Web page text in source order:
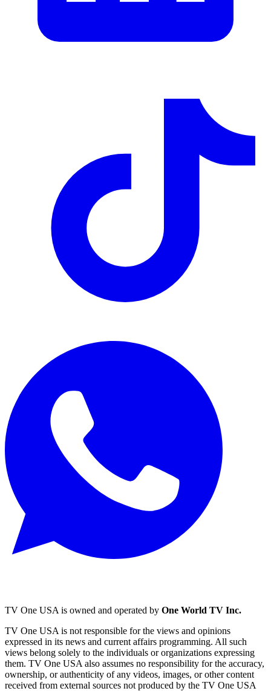
TV One USA is owned and operated by One World TV Inc.
TV One USA is not responsible for the views and opinions
expressed in its news and current affairs programming. All such
views belong solely to the individuals or organizations expressing
them. TV One USA also assumes no responsibility for the accuracy,
ownership, or authenticity of any videos, images, or other content
received from external sources not produced by the TV One USA